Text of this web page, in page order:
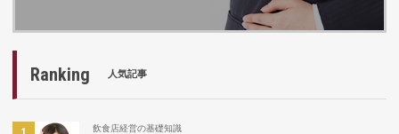
Ranking 人気記事
飲食店経営の基礎知識